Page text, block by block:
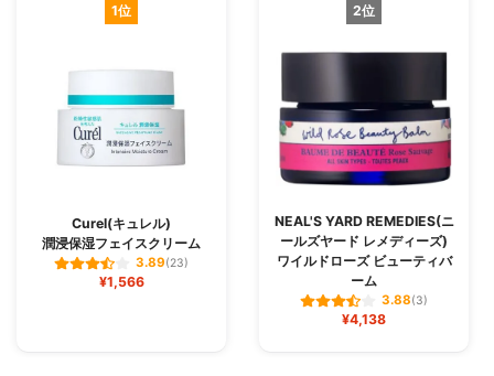
1位
Curel(キュレル)
潤浸保湿フェイスクリーム
3.89(23)
¥1,566
2位
NEAL'S YARD REMEDIES(ニ
ールズヤード レメディーズ)
ワイルドローズ ビューティバ
ーム
3.88(3)
¥4,138